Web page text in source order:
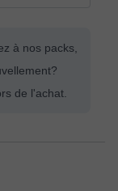
à nos packs,
de l'achat.